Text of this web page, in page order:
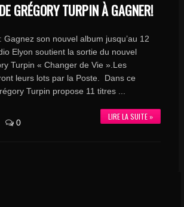
GRÉGORY TURPIN À GAGNER!
Gagnez son nouvel album jusqu’au 12
Elyon soutient la sortie du nouvel
Turpin « Changer de Vie ».Les
leurs lots par la Poste. Dans ce
Turpin propose 11 titres ...
LIRE LA SUITE »
0